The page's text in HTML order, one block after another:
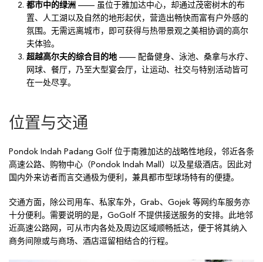
都市中的绿洲 —— 虽位于雅加达中心，却通过茂密树木的布
置、人工湖以及自然的地形起伏，营造出畅快而富有户外感的
氛围。无需远离城市，即可获得与热带景观之美相协调的高尔
夫体验。
超越高尔夫的综合目的地 —— 配备健身、泳池、桑拿与水疗、
网球、餐厅，乃至大型宴会厅，让运动、社交与特别活动皆可
在一处尽享。
位置与交通
Pondok Indah Padang Golf 位于南雅加达的战略性地段，邻近各条
高速公路、购物中心（Pondok Indah Mall）以及星级酒店。因此对
国内外来访者而言交通极为便利，兼具都市型球场特有的便捷。
交通方面，除公司用车、私家车外，Grab、Gojek 等网约车服务亦
十分便利。需要说明的是，GoGolf 不提供接送服务的安排。此地邻
近高速公路网，可从市内各处及周边区域顺畅抵达，便于将其纳入
商务间隙或与商场、酒店逗留相结合的行程。